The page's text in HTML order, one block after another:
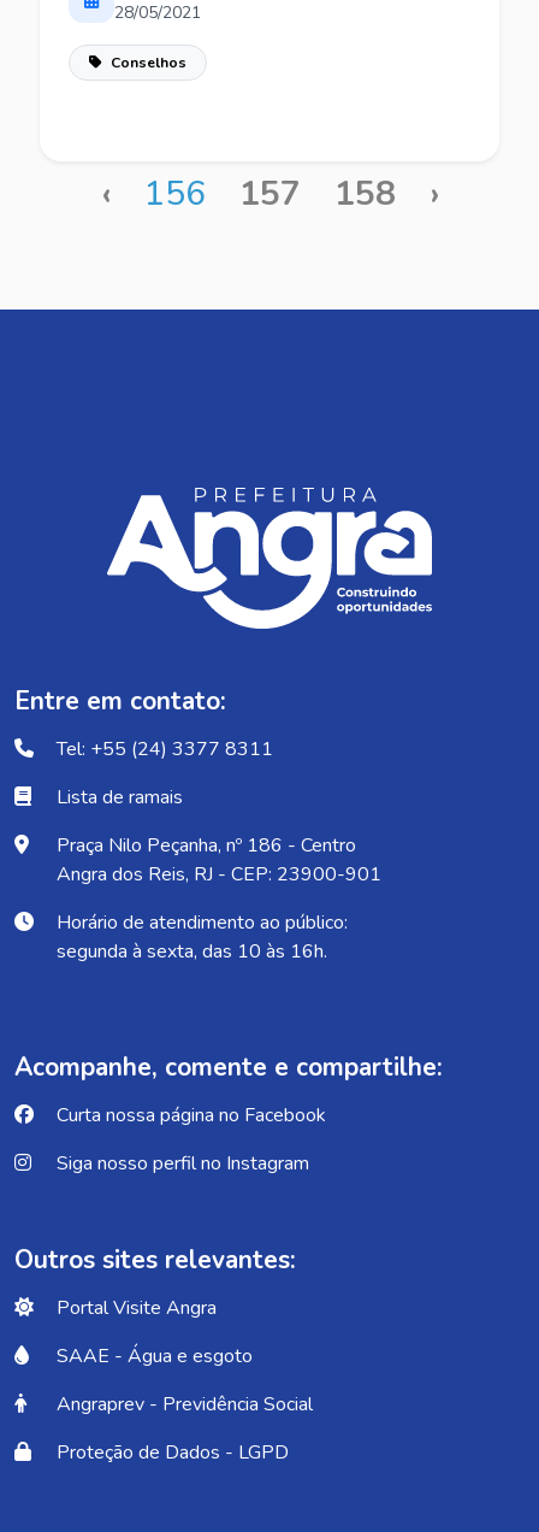
28/05/2021
Conselhos
‹ 156 157 158 ›
Entre em contato:
Tel: +55 (24) 3377 8311
Lista de ramais
Praça Nilo Peçanha, nº 186 - Centro
Angra dos Reis, RJ - CEP: 23900-901
Horário de atendimento ao público:
segunda à sexta, das 10 às 16h.
Acompanhe, comente e compartilhe:
Curta nossa página no Facebook
Siga nosso perfil no Instagram
Outros sites relevantes:
Portal Visite Angra
SAAE - Água e esgoto
Angraprev - Previdência Social
Proteção de Dados - LGPD